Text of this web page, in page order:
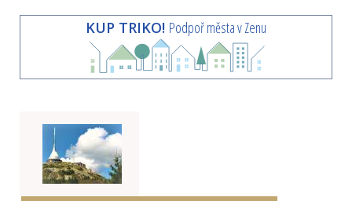
KUP TRIKO! Podpoř města v Zenu